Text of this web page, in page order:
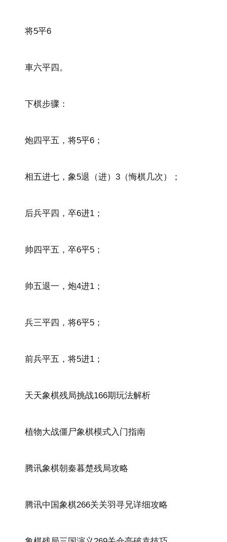
将5平6
車六平四。
下棋步骤：
炮四平五，将5平6；
相五进七，象5退（进）3（悔棋几次）；
后兵平四，卒6进1；
帅四平五，卒6平5；
帅五退一，炮4进1；
兵三平四，将6平5；
前兵平五，将5进1；
天天象棋残局挑战166期玩法解析
植物大战僵尸象棋模式入门指南
腾讯象棋朝秦暮楚残局攻略
腾讯中国象棋266关关羽寻兄详细攻略